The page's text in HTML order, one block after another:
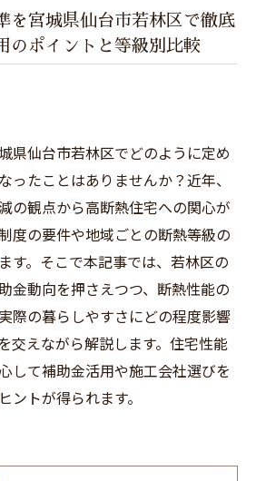
を宮城県仙台市若林区で徹底
のポイントと等級別比較
県仙台市若林区でどのように定め
ったことはありませんか？近年、
の観点から高断熱住宅への関心が
度の要件や地域ごとの断熱等級の
す。そこで本記事では、若林区の
金動向を押さえつつ、断熱性能の
際の暮らしやすさにどの程度影響
交えながら解説します。住宅性能
して補助金活用や施工会社選びを
ントが得られます。